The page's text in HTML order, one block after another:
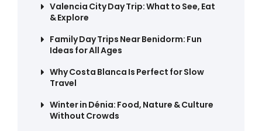
Valencia City Day Trip: What to See, Eat
& Explore
Family Day Trips Near Benidorm: Fun
Ideas for All Ages
Why Costa Blanca Is Perfect for Slow
Travel
Winter in Dénia: Food, Nature & Culture
Without Crowds